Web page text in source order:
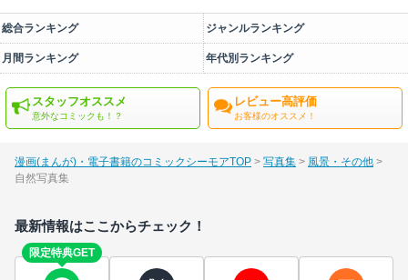
総合ランキング ジャンルランキング
月間ランキング 年代別ランキング
スタッフオススメ
意外なコミックも！？
レビュー高評価
お客様のオススメ！
漫画(まんが)・電子書籍のコミックシーモアTOP 写真集
風景・その他
自然写真集
最新情報はここからチェック！
限定特典GET